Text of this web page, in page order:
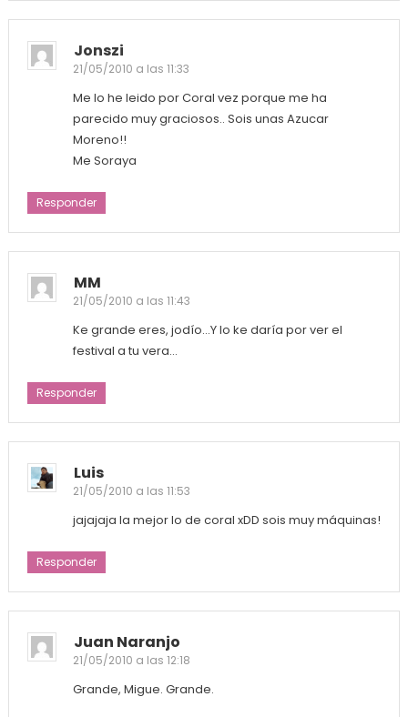
Jonszi
21/05/2010 a las 11:33
Me lo he leido por Coral vez porque me ha
parecido muy graciosos.. Sois unas Azucar
Moreno!!
Me Soraya
Responder
MM
21/05/2010 a las 11:43
Ke grande eres, jodío…Y lo ke daría por ver el
festival a tu vera…
Responder
Luis
21/05/2010 a las 11:53
jajajaja la mejor lo de coral xDD sois muy máquinas!
Responder
Juan Naranjo
21/05/2010 a las 12:18
Grande, Migue. Grande.